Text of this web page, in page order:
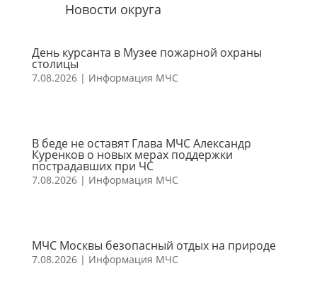
Новости округа
День курсанта в Музее пожарной охраны
столицы
7.08.2026| Информация МЧС
В беде не оставят Глава МЧС Александр
Куренков о новых мерах поддержки
пострадавших при ЧС
7.08.2026| Информация МЧС
МЧС Москвы безопасный отдых на природе
7.08.2026| Информация МЧС